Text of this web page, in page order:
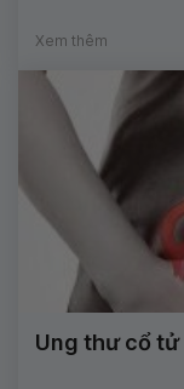
Xem thêm
Ung thư cổ